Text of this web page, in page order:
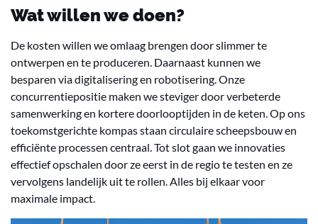
Wat willen we doen?
De kosten willen we omlaag brengen door slimmer te
ontwerpen en te produceren. Daarnaast kunnen we
besparen via digitalisering en robotisering. Onze
concurrentiepositie maken we steviger door verbeterde
samenwerking en kortere doorlooptijden in de keten. Op ons
toekomstgerichte kompas staan circulaire scheepsbouw en
efficiënte processen centraal. Tot slot gaan we innovaties
effectief opschalen door ze eerst in de regio te testen en ze
vervolgens landelijk uit te rollen. Alles bij elkaar voor
maximale impact.